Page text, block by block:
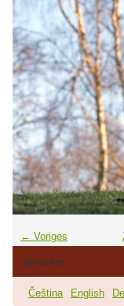
← Voriges
Sprachen
Čeština English